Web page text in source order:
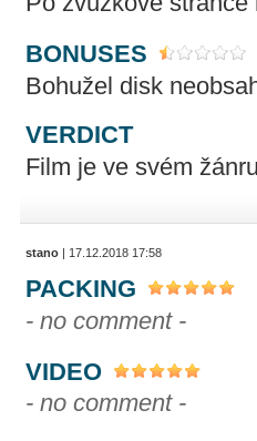
BONUSES
Bohužel disk
VERDICT
Film je ve svém
stano | 17.12.2018 17:58
PACKING
- no comment -
VIDEO
- no comment -